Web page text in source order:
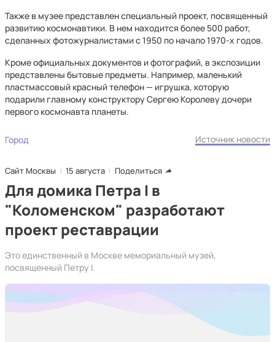
Также в музее представлен специальный проект, посвященный
развитию космонавтики. В нем находится более 500 работ,
сделанных фотожурналистами с 1950 по начало 1970-х годов.
Кроме официальных документов и фотографий, в экспозиции
представлены бытовые предметы. Например, маленький
пластмассовый красный телефон — игрушка, которую
подарили главному конструктору Сергею Королеву дочери
первого космонавта планеты.
Город Источник новости
Сайт Москвы 15 августа Поделиться
Для домика Петра I в
"Коломенском" разработают
проект реставрации
Это единственный в Москве мемориальный музей,
посвященный Петру I.